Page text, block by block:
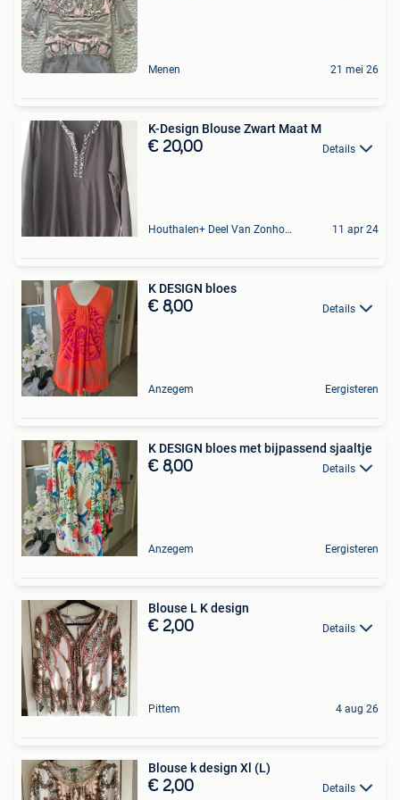
Menen 21 mei 26
K-Design Blouse Zwart Maat M
€ 20,00 Details
Houthalen+ Deel Van Zonhoven En Zolder 11 apr 24
K DESIGN bloes
€ 8,00 Details
Anzegem Eergisteren
K DESIGN bloes met bijpassend sjaaltje
€ 8,00 Details
Anzegem Eergisteren
Blouse L K design
€ 2,00 Details
Pittem 4 aug 26
Blouse k design Xl (L)
€ 2,00 Details